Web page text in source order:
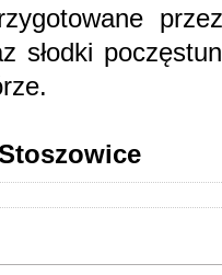
słodki